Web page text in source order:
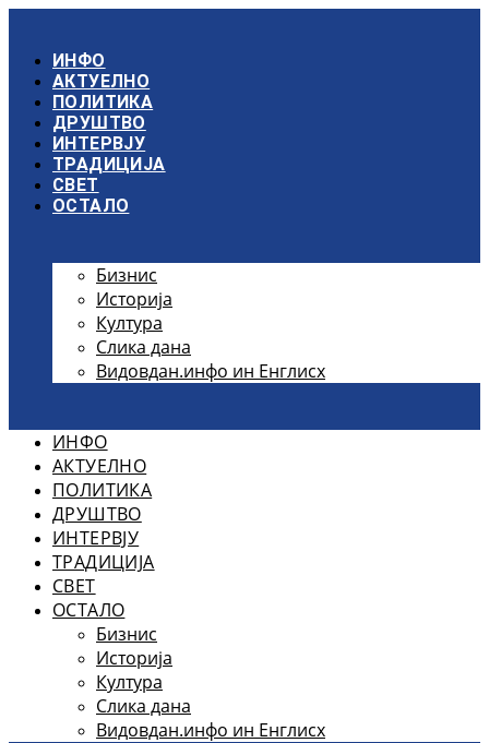
садржајИНФО
АКТУЕЛНО
ПОЛИТИКА
ДРУШТВО
ИНТЕРВЈУ
ТРАДИЦИЈА
СВЕТ
ОСТАЛО
Бизнис
Историја
Култура
Слика дана
Видовдан.инфо ин Енглисх
ИНФО
АКТУЕЛНО
ПОЛИТИКА
ДРУШТВО
ИНТЕРВЈУ
ТРАДИЦИЈА
СВЕТ
ОСТАЛО
Бизнис
Историја
Култура
Слика дана
Видовдан.инфо ин Енглисх